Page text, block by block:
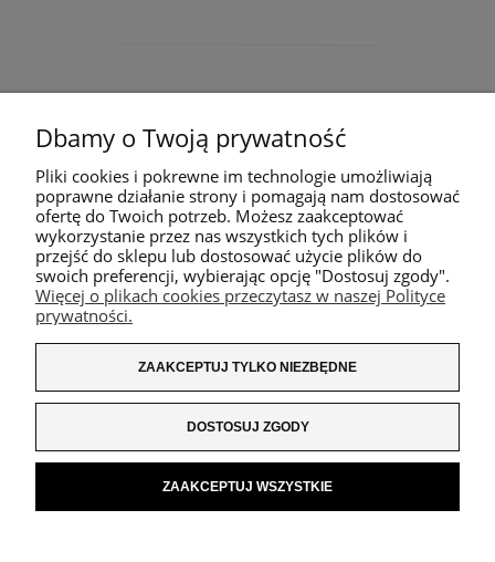
Dbamy o Twoją prywatność
Pliki cookies i pokrewne im technologie umożliwiają
poprawne działanie strony i pomagają nam dostosować
ofertę do Twoich potrzeb. Możesz zaakceptować
wykorzystanie przez nas wszystkich tych plików i
przejść do sklepu lub dostosować użycie plików do
swoich preferencji, wybierając opcję "Dostosuj zgody".
Więcej o plikach cookies przeczytasz w naszej Polityce
prywatności.
ZAAKCEPTUJ TYLKO NIEZBĘDNE
DOSTOSUJ ZGODY
ZAAKCEPTUJ WSZYSTKIE